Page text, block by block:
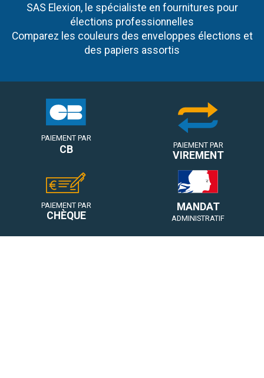
SAS Elexion, le spécialiste en fournitures pour
élections professionnelles
Comparez les couleurs des enveloppes élections et
des papiers assortis
PAIEMENT PAR
CB PAIEMENT PAR
VIREMENT
PAIEMENT PAR
CHÈQUE
MANDAT
ADMINISTRATIF